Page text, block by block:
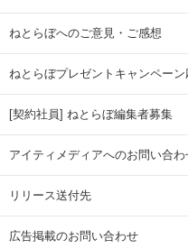
ねとらぼへのご意見・ご感想
ねとらぼプレゼントキャンペーン
[契約社員] ねとらぼ編集者募集
アイティメディアへのお問い合わ
リリース送付先
広告掲載のお問い合わせ